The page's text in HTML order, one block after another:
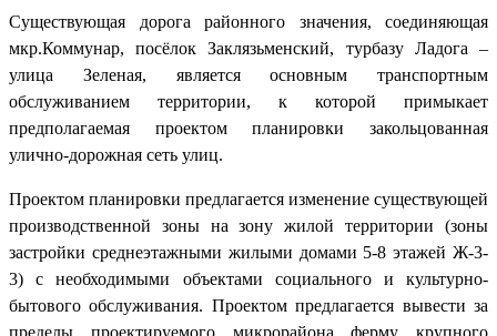
Существующая дорога районного значения, соединяющая
мкр.Коммунар, посёлок Заклязьменский, турбазу Ладога –
улица Зеленая, является основным транспортным
обслуживанием территории, к которой примыкает
предполагаемая проектом планировки закольцованная
улично-дорожная сеть улиц.
Проектом планировки предлагается изменение существующей
производственной зоны на зону жилой территории (зоны
застройки среднеэтажными жилыми домами 5-8 этажей Ж-3-
3) с необходимыми объектами социального и культурно-
бытового обслуживания. Проектом предлагается вывести за